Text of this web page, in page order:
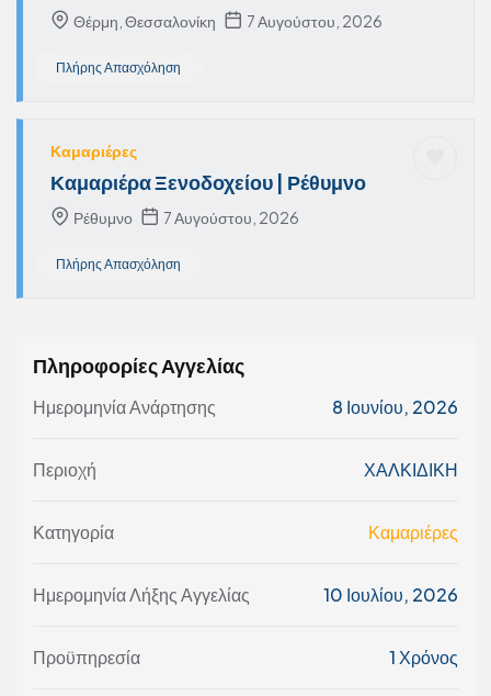
Θέρμη, Θεσσαλονίκη 7 Αυγούστου, 2026
Πλήρης Απασχόληση
Καμαριέρες
Καμαριέρα Ξενοδοχείου | Ρέθυμνο
Ρέθυμνο 7 Αυγούστου, 2026
Πλήρης Απασχόληση
Πληροφορίες Αγγελίας
Ημερομηνία Ανάρτησης 8 Ιουνίου, 2026
Περιοχή ΧΑΛΚΙΔΙΚΗ
Κατηγορία Καμαριέρες
Ημερομηνία Λήξης Αγγελίας 10 Ιουλίου, 2026
Προϋπηρεσία 1 Χρόνος